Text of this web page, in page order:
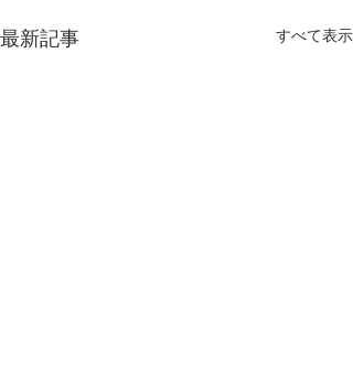
最新記事 すべて表示